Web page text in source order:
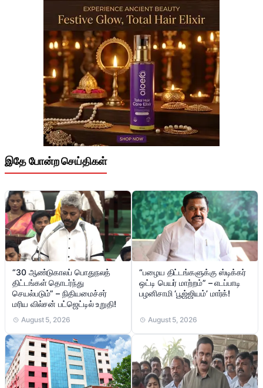
இதே போன்ற செய்திகள்
“30 ஆண்டுகாலப் பொதுநலத்
திட்டங்கள் தொடர்ந்து
செயல்படும்” – நிதியமைச்சர்
மரிய வில்சன் பட்ஜெட்டில் உறுதி!
August 5, 2026
“பழைய திட்டங்களுக்கு ஸ்டிக்கர்
ஒட்டி பெயர் மாற்றம்” – எடப்பாடி
பழனிசாமி ‘பூஜ்ஜியம்’ மார்க்!
August 5, 2026